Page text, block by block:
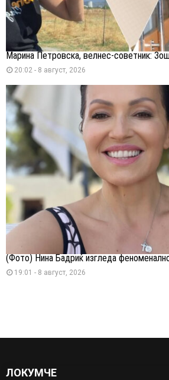
Марина Петровска, велнес-советник:
20:02 - 8 август, 2026
(Фото) Нина Бадриќ изгледа
19:01 - 8 август, 2026
ЛОКУМЧЕ